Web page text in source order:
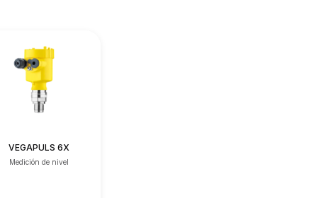
VEGAPULS 6X
Medición de nivel